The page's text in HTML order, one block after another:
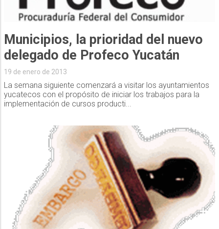
Municipios, la prioridad del nuevo
delegado de Profeco Yucatán
19 de enero de 2013
La semana siguiente comenzará a visitar los ayuntamientos
yucatecos con el propósito de iniciar los trabajos para la
implementación de cursos producti...